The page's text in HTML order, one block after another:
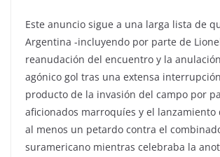
Este anuncio sigue a una larga lista de
Argentina -incluyendo por parte de
reanudación del encuentro y la
agónico gol tras una extensa
producto de la invasión del campo por
aficionados marroquíes y el lanzamiento
al menos un petardo contra el
suramericano mientras celebraba la